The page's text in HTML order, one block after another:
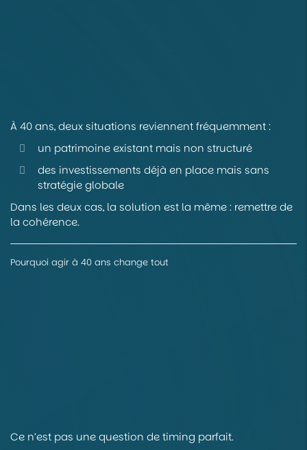
À 40 ans, deux situations reviennent fréquemment :
un patrimoine existant mais non structuré
des investissements déjà en place mais sans
stratégie globale
Dans les deux cas, la solution est la même : remettre de
la cohérence.
Pourquoi agir à 40 ans change tout
Ce n’est pas une question de timing parfait.